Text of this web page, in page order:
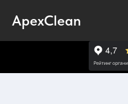
ApexClean